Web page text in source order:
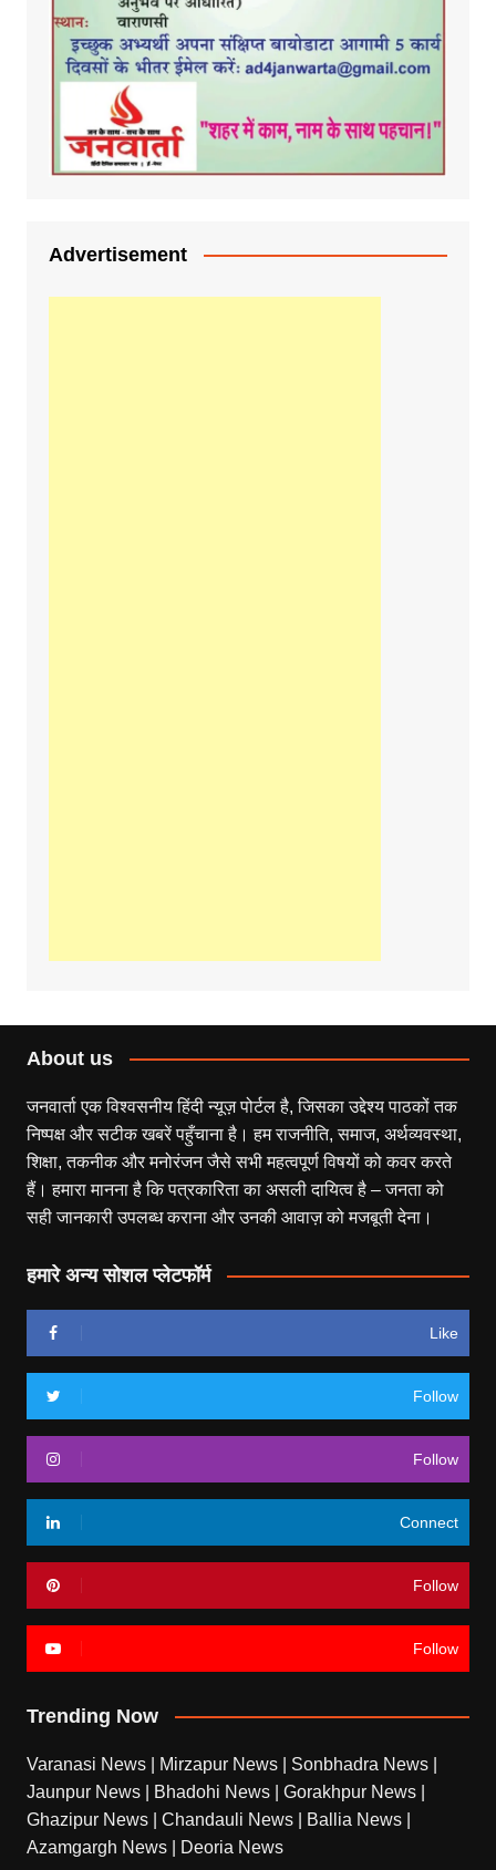
Advertisement
About us
जनवार्ता एक विश्वसनीय हिंदी न्यूज़ पोर्टल है, जिसका उद्देश्य पाठकों तक
निष्पक्ष और सटीक खबरें पहुँचाना है। हम राजनीति, समाज, अर्थव्यवस्था,
शिक्षा, तकनीक और मनोरंजन जैसे सभी महत्वपूर्ण विषयों को कवर करते
हैं। हमारा मानना है कि पत्रकारिता का असली दायित्व है – जनता को
सही जानकारी उपलब्ध कराना और उनकी आवाज़ को मजबूती देना।
हमारे अन्य सोशल प्लेटफॉर्म
Like
Follow
Follow
Connect
Follow
Follow
Trending Now
Varanasi News Mirzapur News Sonbhadra News
Jaunpur News
Bhadohi News Gorakhpur News
Ghazipur News
Chandauli News Ballia News
Azamgargh News
Deoria News